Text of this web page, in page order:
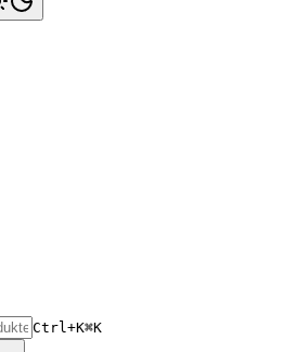
Ctrl+K⌘K